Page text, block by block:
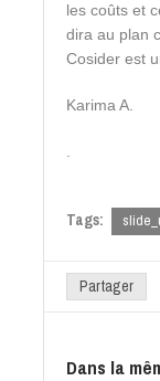
les coûts et
dira au plan
Cosider est
Karima A.
Tags:
Partager
Dans la